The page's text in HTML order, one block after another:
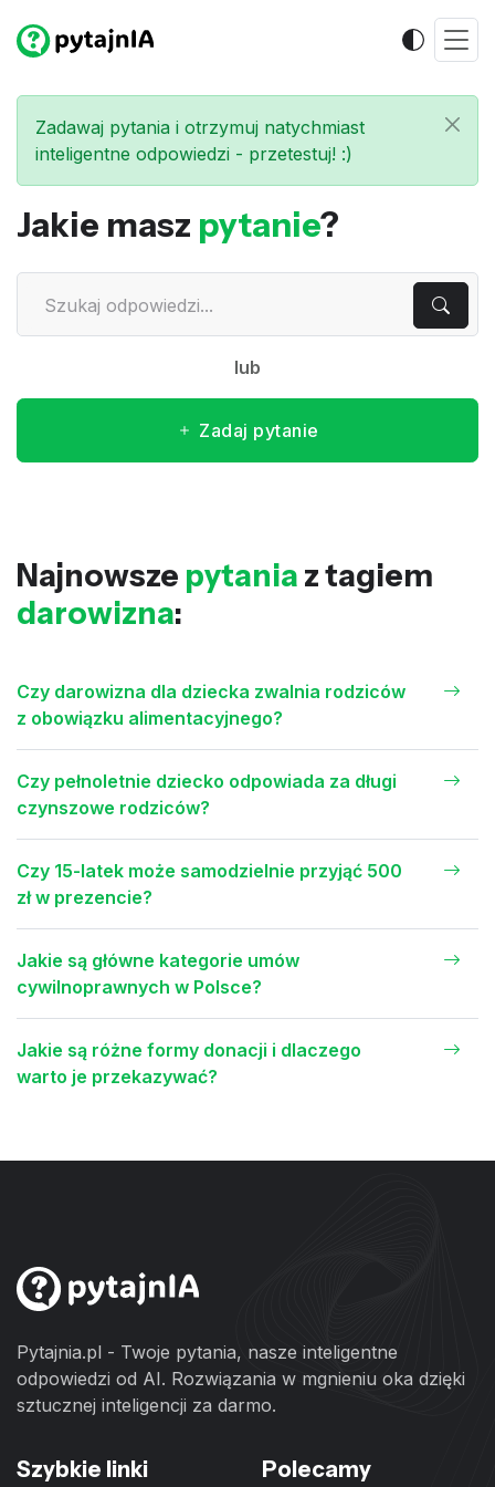
Zadawaj pytania i otrzymuj natychmiast
inteligentne odpowiedzi - przetestuj! :)
Jakie masz pytanie?
lub
Zadaj pytanie
Najnowsze pytania z tagiem
darowizna:
Czy darowizna dla dziecka zwalnia rodziców
z obowiązku alimentacyjnego?
Czy pełnoletnie dziecko odpowiada za długi
czynszowe rodziców?
Czy 15-latek może samodzielnie przyjąć 500
zł w prezencie?
Jakie są główne kategorie umów
cywilnoprawnych w Polsce?
Jakie są różne formy donacji i dlaczego
warto je przekazywać?
Pytajnia.pl - Twoje pytania, nasze inteligentne
odpowiedzi od AI. Rozwiązania w mgnieniu oka dzięki
sztucznej inteligencji za darmo.
Szybkie linki Polecamy